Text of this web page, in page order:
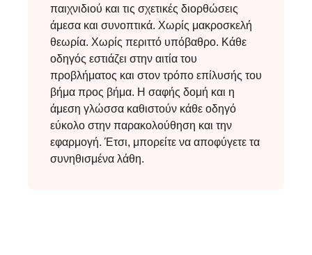
παιχνιδιού και τις σχετικές διορθώσεις
άμεσα και συνοπτικά. Χωρίς μακροσκελή
θεωρία. Χωρίς περιττό υπόβαθρο. Κάθε
οδηγός εστιάζει στην αιτία του
προβλήματος και στον τρόπο επίλυσής του
βήμα προς βήμα. Η σαφής δομή και η
άμεση γλώσσα καθιστούν κάθε οδηγό
εύκολο στην παρακολούθηση και την
εφαρμογή. Έτσι, μπορείτε να αποφύγετε τα
συνηθισμένα λάθη.